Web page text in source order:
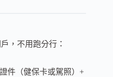
，不用跑分行：
件（健保卡或駕照）+